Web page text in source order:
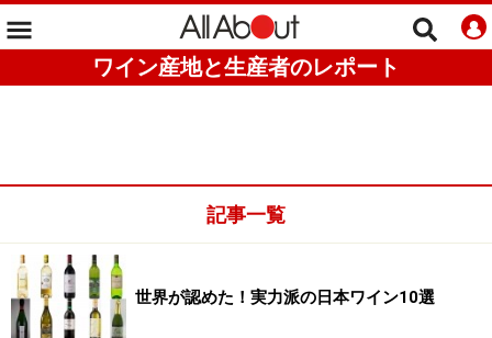
ワイン産地と生産者のレポート
記事一覧
世界が認めた！実力派の日本ワイン10選